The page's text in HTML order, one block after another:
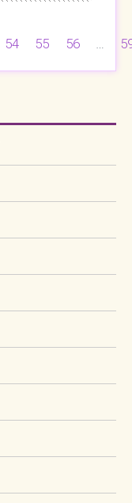
54 55 56 …